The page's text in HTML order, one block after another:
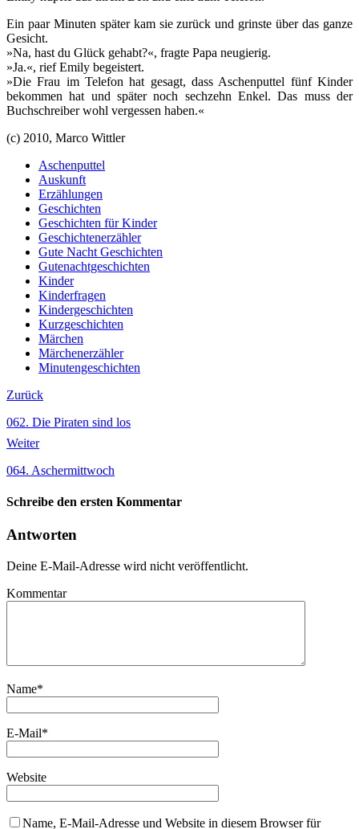
Ein paar Minuten später kam sie zurück und grinste über das ganze
Gesicht.
»Na, hast du Glück gehabt?«, fragte Papa neugierig.
»Ja.«, rief Emily begeistert.
»Die Frau im Telefon hat gesagt, dass Aschenputtel fünf Kinder
bekommen hat und später noch sechzehn Enkel. Das muss der
Buchschreiber wohl vergessen haben.«
(c) 2010, Marco Wittler
Aschenputtel
Auskunft
Erzählungen
Geschichten
Geschichten für Kinder
Geschichtenerzähler
Gute Nacht Geschichten
Gutenachtgeschichten
Kinder
Kinderfragen
Kindergeschichten
Kurzgeschichten
Märchen
Märchenerzähler
Minutengeschichten
Zurück
062. Die Piraten sind los
Weiter
064. Aschermittwoch
Schreibe den ersten Kommentar
Antworten
Deine E-Mail-Adresse wird nicht veröffentlicht.
Kommentar
Name*
E-Mail*
Website
Name, E-Mail-Adresse und Website in diesem Browser für